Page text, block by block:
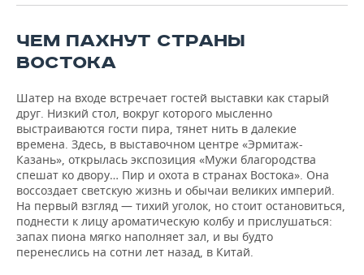
ЧЕМ ПАХНУТ СТРАНЫ
ВОСТОКА
Шатер на входе встречает гостей выставки как старый
друг. Низкий стол, вокруг которого мысленно
выстраиваются гости пира, тянет нить в далекие
времена. Здесь, в выставочном центре «Эрмитаж-
Казань», открылась экспозиция «Мужи благородства
спешат ко двору… Пир и охота в странах Востока». Она
воссоздает светскую жизнь и обычаи великих империй.
На первый взгляд — тихий уголок, но стоит остановиться,
поднести к лицу ароматическую колбу и прислушаться:
запах пиона мягко наполняет зал, и вы будто
перенеслись на сотни лет назад, в Китай.